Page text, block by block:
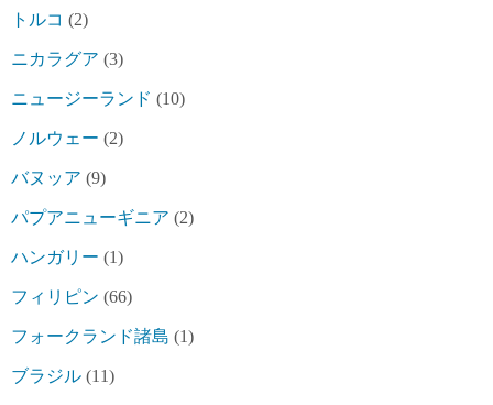
トルコ (2)
ニカラグア (3)
ニュージーランド (10)
ノルウェー (2)
バヌッア (9)
パプアニューギニア (2)
ハンガリー (1)
フィリピン (66)
フォークランド諸島 (1)
ブラジル (11)